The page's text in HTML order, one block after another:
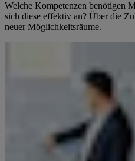
Welche Kompetenzen benötigen
sich diese effektiv an? Über die
neuer Möglichkeitsräume.